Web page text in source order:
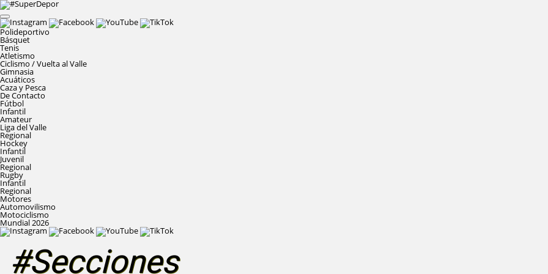
Polideportivo
Básquet
Tenis
Atletismo
Ciclismo / Vuelta al Valle
Gimnasia
Acuáticos
Caza y Pesca
De Contacto
Fútbol
Infantil
Amateur
Liga del Valle
Regional
Hockey
Infantil
Juvenil
Regional
Rugby
Infantil
Regional
Motores
Automovilismo
Motociclismo
Mundial 2026
#Secciones